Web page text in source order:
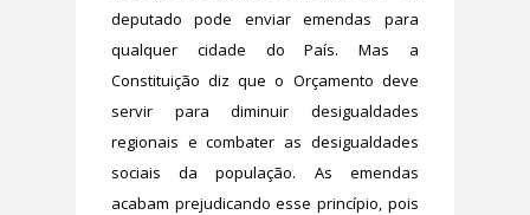
deputado pode enviar emendas para
qualquer cidade do País. Mas a
Constituição diz que o Orçamento deve
servir para diminuir desigualdades
regionais e combater as desigualdades
sociais da população. As emendas
acabam prejudicando esse princípio, pois